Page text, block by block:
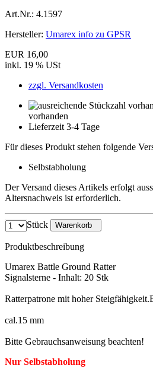
Art.Nr.: 4.1597
Hersteller: Umarex info zu GPSR
EUR 16,00
inkl. 19 % USt
zzgl. Versandkosten
vorhanden
Lieferzeit 3-4 Tage
Für dieses Produkt stehen folgende
Selbstabholung
Der Versand dieses Artikels erfolgt
Altersnachweis ist erforderlich.
Stück Warenkorb
Produktbeschreibung
Umarex Battle Ground Ratter
Signalsterne - Inhalt: 20 Stk
Ratterpatrone mit hoher
cal.15 mm
Bitte Gebrauchsanweisung beachten!
Nur Selbstabholung